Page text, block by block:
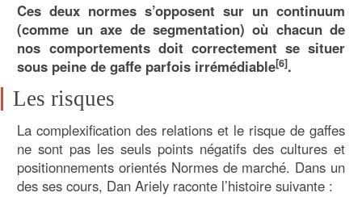
Ces deux normes s’opposent sur un continuum
(comme un axe de segmentation) où chacun de
nos comportements doit correctement se situer
sous peine de gaffe parfois irrémédiable[6].
Les risques
La complexification des relations et le risque de gaffes
ne sont pas les seuls points négatifs des cultures et
positionnements orientés Normes de marché. Dans un
des ses cours, Dan Ariely raconte l’histoire suivante :